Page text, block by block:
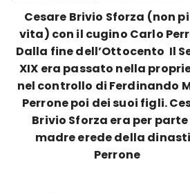
Cesare Brivio Sforza (non
vita) con il cugino Carlo
Dalla fine dell’Ottocento Il
XIX era passato nella
nel controllo di Ferdinando
Perrone poi dei suoi figli.
Brivio Sforza era per
madre erede della
Perrone